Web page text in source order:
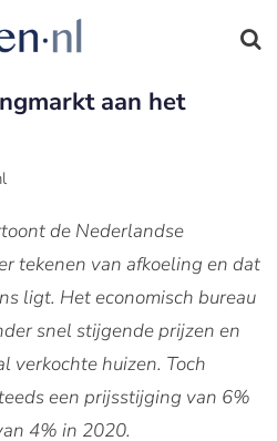
aan het
de Nederlandse
tekenen van afkoeling en dat
ligt. Het economisch bureau
snel stijgende prijzen en
verkochte huizen. Toch
een prijsstijging van 6%
4% in 2020.